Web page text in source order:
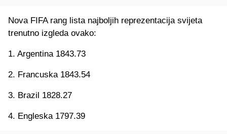
Nova FIFA rang lista najboljih reprezentacija svijeta
trenutno izgleda ovako:
1. Argentina 1843.73
2. Francuska 1843.54
3. Brazil 1828.27
4. Engleska 1797.39